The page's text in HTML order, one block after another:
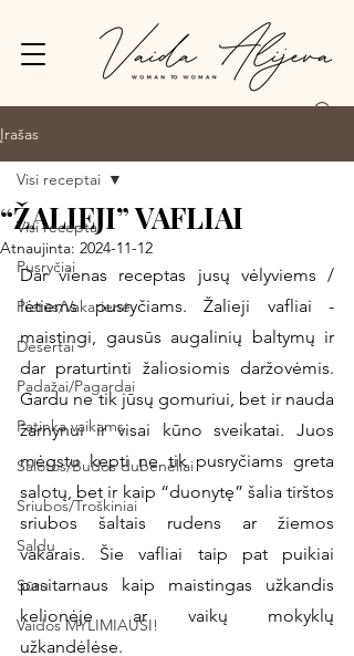
Įrašas
Visi receptai
Pusryčiai
Pietūs/Vakarienė
Desertai
Padažai/Pagardai
Patinka vaikams
Salotos/Budos dubenėliai
Sriubos/Troškiniai
Saldu
Sūru
Vaidos MYLIMIAUSI!
Visi receptai
“ŽALIEJI” VAFLIAI
Atnaujinta: 2024-11-12
Dar vienas receptas jusų vėlyviems /
lėtiems pusryčiams. Žalieji vafliai -
maistingi, gausūs augalinių baltymų ir
dar praturtinti žaliosiomis daržovėmis.
Gardu ne tik jūsų gomuriui, bet ir nauda
žarnynui ir visai kūno sveikatai. Juos
mėgstu kepti ne tik pusryčiams greta
salotų, bet ir kaip “duonytę” šalia tirštos
sriubos šaltais rudens ar žiemos
vakarais. Šie vafliai taip pat puikiai
pasitarnaus kaip maistingas užkandis
kelionėje ar vaikų mokyklų
užkandėlėse.